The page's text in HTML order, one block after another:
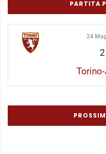
PARTITA
24
2